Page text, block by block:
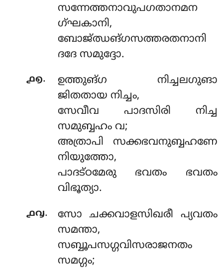
സന്നേത്തനാവുപഗതാനമന
ഗ്ഘകാനി,
ബോജ്ഝങ്ഗസത്തരതനാനി
ദദേ സമുദ്ദോ.
൧൭.
ഉത്തുങ്ഗ നിച്ചലഗുങാ
ജിതതായ നിച്ചം,
സേവീവ പാദസിരി നിച്ച
സമുബ്ബഹം വ;
അത്രാപി സക്കഭവനുബ്ബഹണേ
നിയുത്തോ,
പാദട്ഠമേരു ഭവതം ഭവതം
വിഭൂത്യാ.
൧൮.
സോ ചക്കവാളസിഖരീ പ്യവതം
സമന്താ,
സബ്ബൂപസഗ്ഗവിസരാജനതം
സമഗ്ഗം;